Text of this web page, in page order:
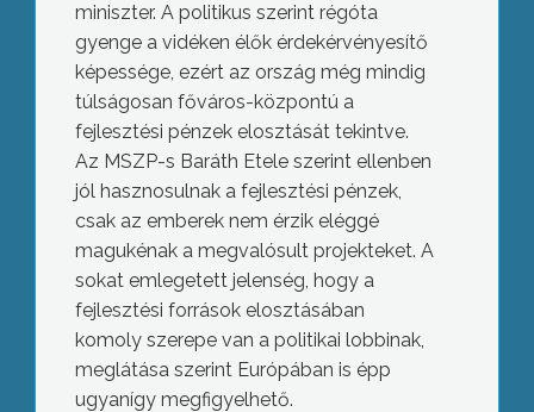
miniszter. A politikus szerint régóta
gyenge a vidéken élők érdekérvényesítő
képessége, ezért az ország még mindig
túlságosan főváros-központú a
fejlesztési pénzek elosztását tekintve.
Az MSZP-s Baráth Etele szerint ellenben
jól hasznosulnak a fejlesztési pénzek,
csak az emberek nem érzik eléggé
magukénak a megvalósult projekteket. A
sokat emlegetett jelenség, hogy a
fejlesztési források elosztásában
komoly szerepe van a politikai lobbinak,
meglátása szerint Európában is épp
ugyanígy megfigyelhető.